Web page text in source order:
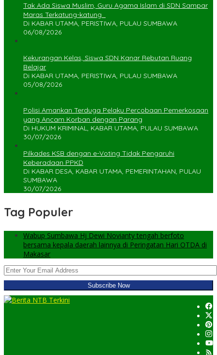
Tak Ada Siswa Muslim, Guru Agama Islam di SDN Sampar
Maras Terkatung-katung ‎
Di KABAR UTAMA, PERISTIWA, PULAU SUMBAWA
06/08/2026
Kekurangan Kelas, Siswa SDN Kanar Rebutan Ruang
Belajar
Di KABAR UTAMA, PERISTIWA, PULAU SUMBAWA
05/08/2026
Polisi Amankan Terduga Pelaku Percobaan Pemerkosaan
yang Ancam Korban dengan Parang
Di HUKUM KRIMINAL, KABAR UTAMA, PULAU SUMBAWA
30/07/2026
Pilkades KSB dengan e-Voting Tidak Pengaruhi
Keberadaan PPKD
Di KABAR DESA, KABAR UTAMA, PEMERINTAHAN, PULAU
SUMBAWA
30/07/2026
Tag Populer
Wabup Sumbawa Hj Dewi Novianty tengah berfoto
bersama kepala daerah lainnya di Peringatan Hari OTDA di
Makasar